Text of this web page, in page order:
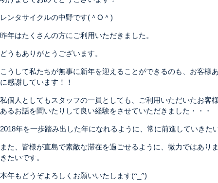
レンタサイクルの中野です(＾O＾)
昨年はたくさんの方にご利用いただきました。
どうもありがとうございます。
こうして私たちが無事に新年を迎えることができるのも、お客様
に感謝しています！！
私個人としてもスタッフの一員としても、ご利用いただいたお客
あるお話を聞いたりして良い経験をさせていただきました・・・
2018年を一歩踏み出した年になれるように、常に前進していきた
また、皆様が直島で素敵な滞在を過ごせるように、微力ではあり
きたいです。
本年もどうぞよろしくお願いいたします(^_^)